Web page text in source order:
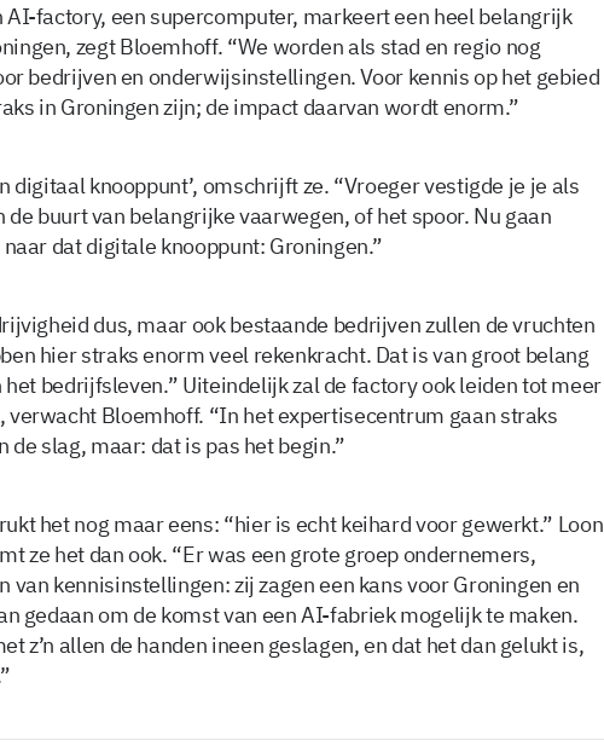
AI-factory, een supercomputer, markeert een heel belangrijk
zegt Bloemhoff. “We worden als stad en regio nog
bedrijven en onderwijsinstellingen. Voor kennis op het gebied
in Groningen zijn; de impact daarvan wordt enorm.”
digitaal knooppunt’, omschrijft ze. “Vroeger vestigde je je als
buurt van belangrijke vaarwegen, of het spoor. Nu gaan
dat digitale knooppunt: Groningen.”
dus, maar ook bestaande bedrijven zullen de vruchten
hier straks enorm veel rekenkracht. Dat is van groot belang
bedrijfsleven.” Uiteindelijk zal de factory ook leiden tot meer
verwacht Bloemhoff. “In het expertisecentrum gaan straks
de slag, maar: dat is pas het begin.”
het nog maar eens: “hier is echt keihard voor gewerkt.” Loon
ze het dan ook. “Er was een grote groep ondernemers,
van kennisinstellingen: zij zagen een kans voor Groningen en
gedaan om de komst van een AI-fabriek mogelijk te maken.
z’n allen de handen ineen geslagen, en dat het dan gelukt is,